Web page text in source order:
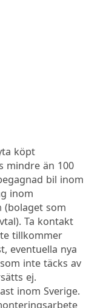
köpt
mindre än 100
bil inom
inom
(bolaget som
Ta kontakt
tillkommer
eventuella nya
inte täcks av
ej.
inom Sverige.